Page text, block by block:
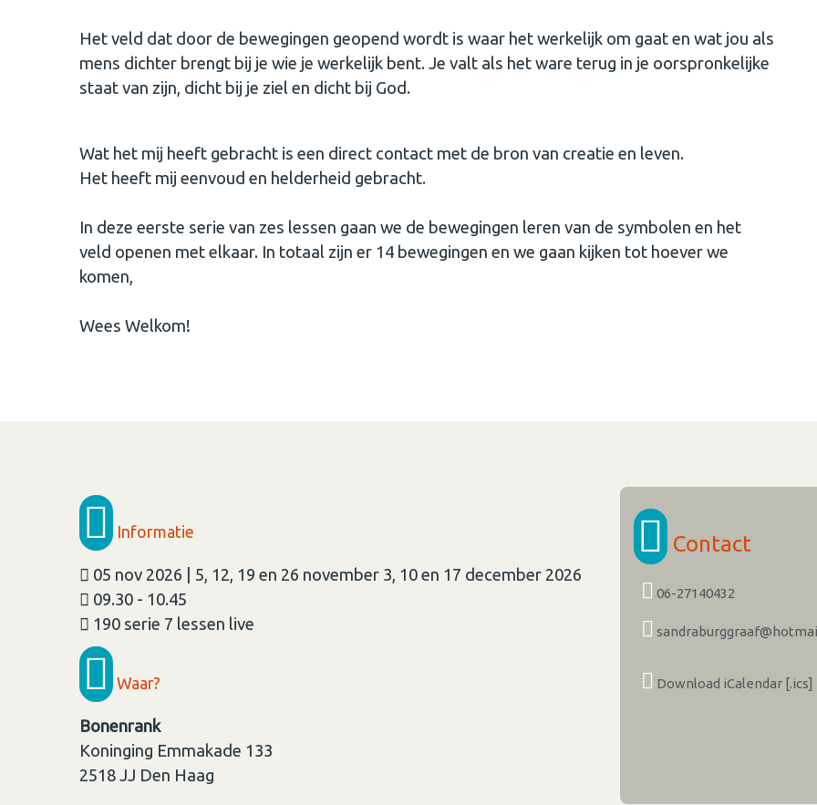
Het veld dat door de bewegingen geopend wordt is waar het werkelijk om gaat en wat jou als
mens dichter brengt bij je wie je werkelijk bent. Je valt als het ware terug in je oorspronkelijke
staat van zijn, dicht bij je ziel en dicht bij God.
Wat het mij heeft gebracht is een direct contact met de bron van creatie en leven.
Het heeft mij eenvoud en helderheid gebracht.
In deze eerste serie van zes lessen gaan we de bewegingen leren van de symbolen en het
veld openen met elkaar. In totaal zijn er 14 bewegingen en we gaan kijken tot hoever we
komen,
Wees Welkom!
Informatie
05 nov 2026 | 5, 12, 19 en 26 november 3, 10 en 17 december 2026
09.30 - 10.45
190 serie 7 lessen live
Waar?
Bonenrank
Koninging Emmakade 133
2518 JJ Den Haag
Contact
06-27140432
Download iCalendar [.ics]